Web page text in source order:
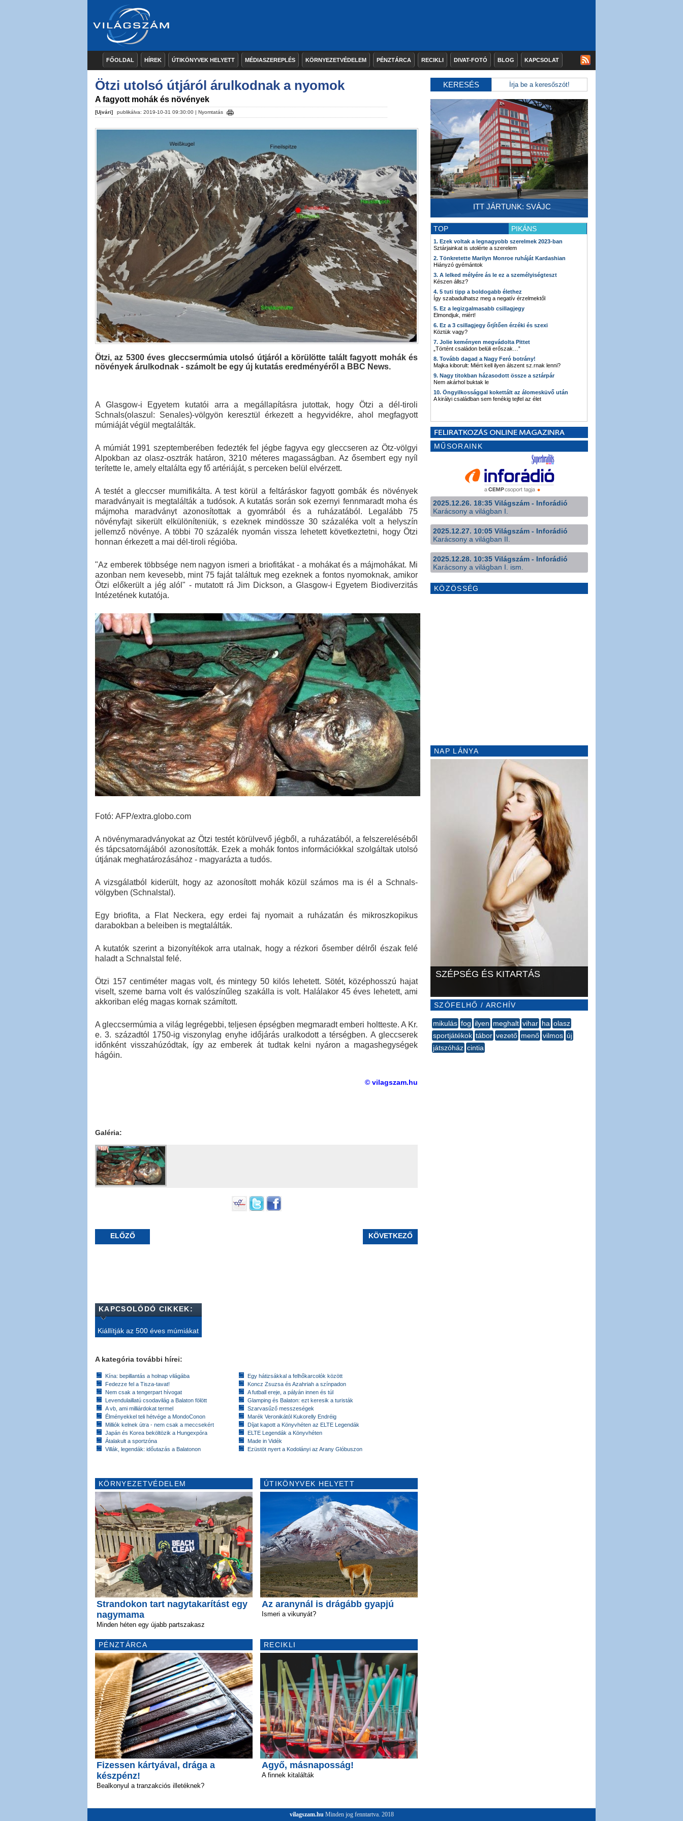
FŐOLDAL HÍREK ÚTIKÖNYVEK HELYETT MÉDIASZEREPLÉS KÖRNYEZETVÉDELEM PÉNZTÁRCA RECIKLI DIVAT-FOTÓ BLOG KAPCSOLAT
Ötzi utolsó útjáról árulkodnak a nyomok
A fagyott mohák és növények
[Ujvári] publikálva: 2019-10-31 09:30:00 | Nyomtatás
Ötzi, az 5300 éves gleccsermúmia utolsó útjáról a körülötte talált fagyott mohák és
növények árulkodnak - számolt be egy új kutatás eredményéről a BBC News.
A Glasgow-i Egyetem kutatói arra a megállapításra jutottak, hogy Ötzi a dél-tiroli
Schnals(olaszul: Senales)-völgyön keresztül érkezett a hegyvidékre, ahol megfagyott
múmiáját végül megtalálták.
A múmiát 1991 szeptemberében fedezték fel jégbe fagyva egy gleccseren az Ötz-völgyi
Alpokban az olasz-osztrák határon, 3210 méteres magasságban. Az ősembert egy nyíl
terítette le, amely eltalálta egy fő artériáját, s perceken belül elvérzett.
A testét a gleccser mumifikálta. A test körül a feltáráskor fagyott gombák és növények
maradványait is megtalálták a tudósok. A kutatás során sok ezernyi fennmaradt moha és
májmoha maradványt azonosítottak a gyomrából és a ruházatából. Legalább 75
növényfajt sikerült elkülöníteniük, s ezeknek mindössze 30 százaléka volt a helyszín
jellemző növénye. A többi 70 százalék nyomán vissza lehetett következtetni, hogy Ötzi
honnan érkezett a mai dél-tiroli régióba.
"Az emberek többsége nem nagyon ismeri a briofitákat - a mohákat és a májmohákat. Mi
azonban nem kevesebb, mint 75 faját találtuk meg ezeknek a fontos nyomoknak, amikor
Ötzi előkerült a jég alól" - mutatott rá Jim Dickson, a Glasgow-i Egyetem Biodiverzitás
Intézetének kutatója.
Fotó: AFP/extra.globo.com
A növénymaradványokat az Ötzi testét körülvevő jégből, a ruházatából, a felszereléséből
és tápcsatornájából azonosították. Ezek a mohák fontos információkkal szolgáltak utolsó
útjának meghatározásához - magyarázta a tudós.
A vizsgálatból kiderült, hogy az azonosított mohák közül számos ma is él a Schnals-
völgyben (Schnalstal).
Egy briofita, a Flat Neckera, egy erdei faj nyomait a ruházatán és mikroszkopikus
darabokban a beleiben is megtalálták.
A kutatók szerint a bizonyítékok arra utalnak, hogy a rézkori ősember délről észak felé
haladt a Schnalstal felé.
Ötzi 157 centiméter magas volt, és mintegy 50 kilós lehetett. Sötét, középhosszú hajat
viselt, szeme barna volt és valószínűleg szakálla is volt. Halálakor 45 éves lehetett, ami
akkoriban elég magas kornak számított.
A gleccsermúmia a világ legrégebbi, teljesen épségben megmaradt emberi holtteste. A Kr.
e. 3. századtól 1750-ig viszonylag enyhe időjárás uralkodott a térségben. A gleccserek
időnként visszahúzódtak, így az emberek át tudtak kelni nyáron a magashegységek
hágóin.
© vilagszam.hu
Galéria:
ELŐZŐ KÖVETKEZŐ
KAPCSOLÓDÓ CIKKEK:
Kiállítják az 500 éves múmiákat
A kategória további hírei:
Kína: bepillantás a holnap világába
Fedezze fel a Tisza-tavat!
Nem csak a tengerpart hívogat
Levendulaillatú csodavilág a Balaton fölött
A vb, ami milliárdokat termel
Élményekkel teli hétvége a MondoConon
Milliók kelnek útra - nem csak a meccsekért
Japán és Korea beköltözik a Hungexpóra
Átalakult a sportzóna
Villák, legendák: időutazás a Balatonon
Egy hátizsákkal a felhőkarcolók között
Koncz Zsuzsa és Azahriah a színpadon
A futball ereje, a pályán innen és túl
Glamping és Balaton: ezt keresik a turisták
Szarvasűző messzeségek
Marék Veronikától Kukorelly Endréig
Díjat kapott a Könyvhéten az ELTE Legendák
ELTE Legendák a Könyvhéten
Made in Vidék
Ezüstöt nyert a Kodolányi az Arany Glóbuszon
KÖRNYEZETVÉDELEM
Strandokon tart nagytakarítást egy
nagymama
Minden héten egy újabb partszakasz
PÉNZTÁRCA
Fizessen kártyával, drága a
készpénz!
Bealkonyul a tranzakciós illetéknek?
ÚTIKÖNYVEK HELYETT
Az aranynál is drágább gyapjú
Ismeri a vikunyát?
RECIKLI
Agyő, másnaposság!
A finnek kitalálták
KERESÉS
ITT JÁRTUNK: SVÁJC
TOP PIKÁNS
1. Ezek voltak a legnagyobb szerelmek 2023-ban
Sztárjainkat is utolérte a szerelem
2. Tönkretette Marilyn Monroe ruháját Kardashian
Hiányzó gyémántok
3. A lelked mélyére ás le ez a személyiségteszt
Készen állsz?
4. 5 tuti tipp a boldogabb élethez
Így szabadulhatsz meg a negatív érzelmektől
5. Ez a legizgalmasabb csillagjegy
Elmondjuk, miért!
6. Ez a 3 csillagjegy őrjítően érzéki és szexi
Köztük vagy?
7. Jolie keményen megvádolta Pittet
„Történt családon belüli erőszak…”
8. Tovább dagad a Nagy Feró botrány!
Majka kiborult: Miért kell ilyen álszent sz.rnak lenni?
9. Nagy titokban házasodott össze a sztárpár
Nem akárhol buktak le
10. Öngyilkossággal kokettált az álomesküvő után
A királyi családban sem fenékig tejfel az élet
MŰSORAINK
2025.12.26. 18:35 Világszám - Inforádió
Karácsony a világban I.
2025.12.27. 10:05 Világszám - Inforádió
Karácsony a világban II.
2025.12.28. 10:35 Világszám - Inforádió
Karácsony a világban I. ism.
KÖZÖSSÉG
NAP LÁNYA
SZÉPSÉG ÉS KITARTÁS
SZÓFELHŐ / ARCHÍV
mikulás fog ilyen meghalt vihar ha olasz
sportjátékok tábor vezető menő vilmos új
játszóház cintia
vilagszam.hu Minden jog fenntartva. 2018